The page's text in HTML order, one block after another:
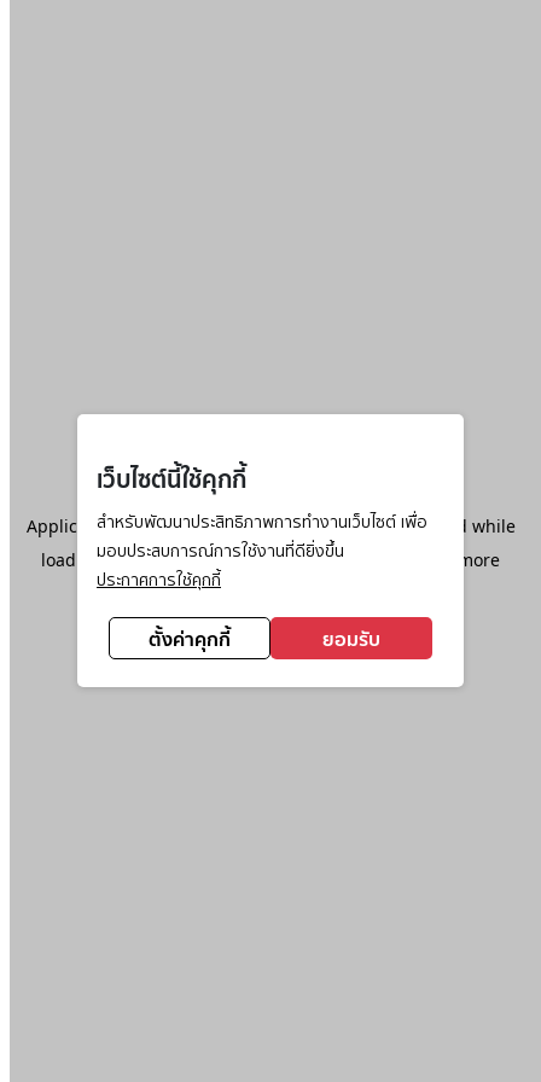
เว็บไซต์นี้ใช้คุกกี้
สำหรับพัฒนาประสิทธิภาพการทำงานเว็บไซต์ เพื่อ
มอบประสบการณ์การใช้งานที่ดียิ่งขึ้น
ประกาศการใช้คุกกี้
ตั้งค่าคุกกี้ ยอมรับ
Application error: aclient-side exception has occurred while
loadingwww.ktc.co.th(see the browser console
for more
information).